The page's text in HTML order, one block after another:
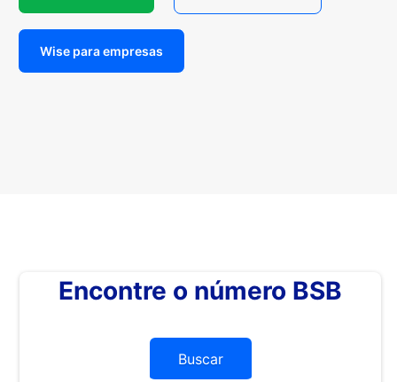
Wise para empresas
Encontre o número BSB
Buscar